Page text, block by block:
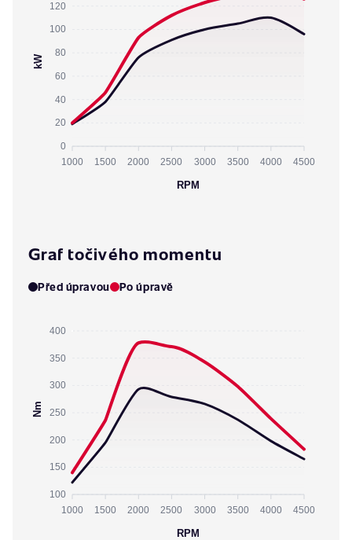
120
100
80
60
40
20
0
kW
1000 1500 2000 2500 3000 3500 4000 4500
RPM
Graf točivého momentu
Před úpravou Po úpravě
400
350
300
250
200
150
100
Nm
1000 1500 2000 2500 3000 3500 4000 4500
RPM